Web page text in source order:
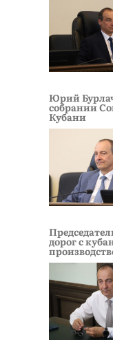
Юрий
собрании
Кубани
дорог с